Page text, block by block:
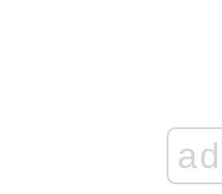
ad